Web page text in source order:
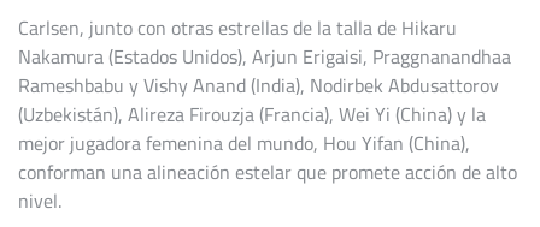
Carlsen, junto con otras estrellas de la talla de Hikaru
Nakamura (Estados Unidos), Arjun Erigaisi, Praggnanandhaa
Rameshbabu y Vishy Anand (India), Nodirbek Abdusattorov
(Uzbekistán), Alireza Firouzja (Francia), Wei Yi (China) y la
mejor jugadora femenina del mundo, Hou Yifan (China),
conforman una alineación estelar que promete acción de alto
nivel.